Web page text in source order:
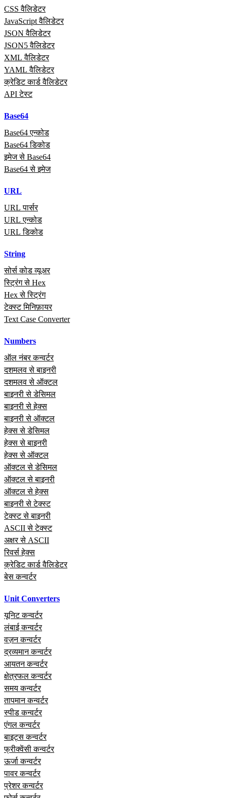
CSS वैलिडेटर
JavaScript वैलिडेटर
JSON वैलिडेटर
JSON5 वैलिडेटर
XML वैलिडेटर
YAML वैलिडेटर
क्रेडिट कार्ड वैलिडेटर
API टेस्ट
Base64
Base64 एन्कोड
Base64 डिकोड
इमेज से Base64
Base64 से इमेज
URL
URL पार्सर
URL एन्कोड
URL डिकोड
String
सोर्स कोड व्यूअर
स्ट्रिंग से Hex
Hex से स्ट्रिंग
टेक्स्ट मिनिफ़ायर
Text Case Converter
Numbers
ऑल नंबर कन्वर्टर
दशमलव से बाइनरी
दशमलव से ऑक्टल
बाइनरी से डेसिमल
बाइनरी से हेक्स
बाइनरी से ऑक्टल
हेक्स से डेसिमल
हेक्स से बाइनरी
हेक्स से ऑक्टल
ऑक्टल से डेसिमल
ऑक्टल से बाइनरी
ऑक्टल से हेक्स
बाइनरी से टेक्स्ट
टेक्स्ट से बाइनरी
ASCII से टेक्स्ट
अक्षर से ASCII
रिवर्स हेक्स
क्रेडिट कार्ड वैलिडेटर
बेस कन्वर्टर
Unit Converters
यूनिट कन्वर्टर
लंबाई कन्वर्टर
वज़न कन्वर्टर
द्रव्यमान कन्वर्टर
आयतन कन्वर्टर
क्षेत्रफल कन्वर्टर
समय कन्वर्टर
तापमान कन्वर्टर
स्पीड कन्वर्टर
एंगल कन्वर्टर
बाइट्स कन्वर्टर
फ्रीक्वेंसी कन्वर्टर
ऊर्जा कन्वर्टर
पावर कन्वर्टर
प्रेशर कन्वर्टर